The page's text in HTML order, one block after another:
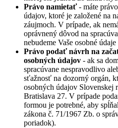
Právo namietať- máte
údajov, ktoré je založené na
záujmoch. V prípade, ak
oprávnený dôvod na
nebudeme Vaše osobné
Právo podať návrh na
osobných údajov - ak sa
spracúvane nespravodlivo
sťažnosť na dozorný orgán,
osobných údajov Slovenskej
Bratislava 27. V prípade
formou je potrebné, aby
zákona č. 71/1967 Zb. o
poriadok).